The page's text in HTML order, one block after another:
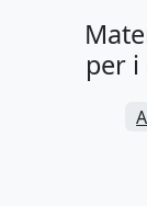
per